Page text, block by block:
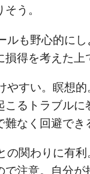
う。
も野心的にし
得を考えた上
すい。瞑想的
るトラブルに
なく回避でき
わりに有利
注意。自分が